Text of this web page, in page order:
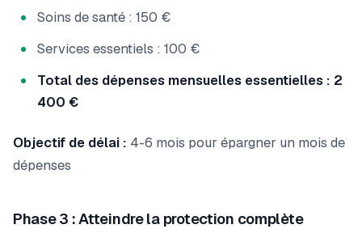
Soins de santé : 150 €
Services essentiels : 100 €
Total des dépenses mensuelles essentielles : 2
400 €
Objectif de délai : 4-6 mois pour épargner un mois de
dépenses
Phase 3 : Atteindre la protection complète